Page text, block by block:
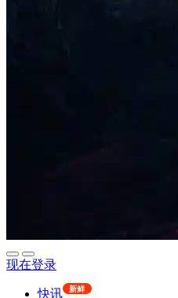
现在登录
快讯 新鲜